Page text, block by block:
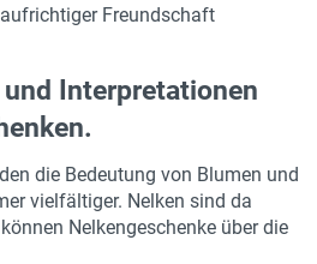
Freundschaft
Interpretationen
die Bedeutung von Blumen und
vielfältiger. Nelken sind da
Nelkengeschenke über die